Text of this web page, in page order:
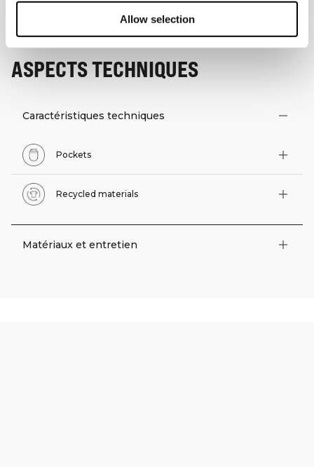
Allow selection
ASPECTS TECHNIQUES
Caractéristiques techniques
Pockets
Recycled materials
Matériaux et entretien